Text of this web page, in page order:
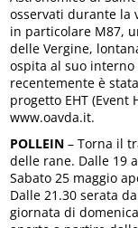
osservati durante la
in particolare M87,
delle Vergine,
ospita al suo
recentemente è
progetto EHT (Event
www.oavda.it.
POLLEIN – Torna il
delle rane. Dalle 19
Sabato 25 maggio
Dalle 21.30 serata
giornata di